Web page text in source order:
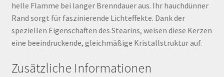
helle Flamme bei langer Brenndauer aus. Ihr hauchdünner
Rand sorgt für faszinierende Lichteffekte. Dank der
speziellen Eigenschaften des Stearins, weisen diese Kerzen
eine beeindruckende, gleichmäßige Kristallstruktur auf.
Zusätzliche Informationen